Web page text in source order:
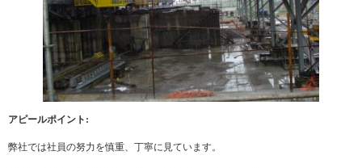
アピールポイント:
弊社では社員の努力を慎重、丁寧に見ています。